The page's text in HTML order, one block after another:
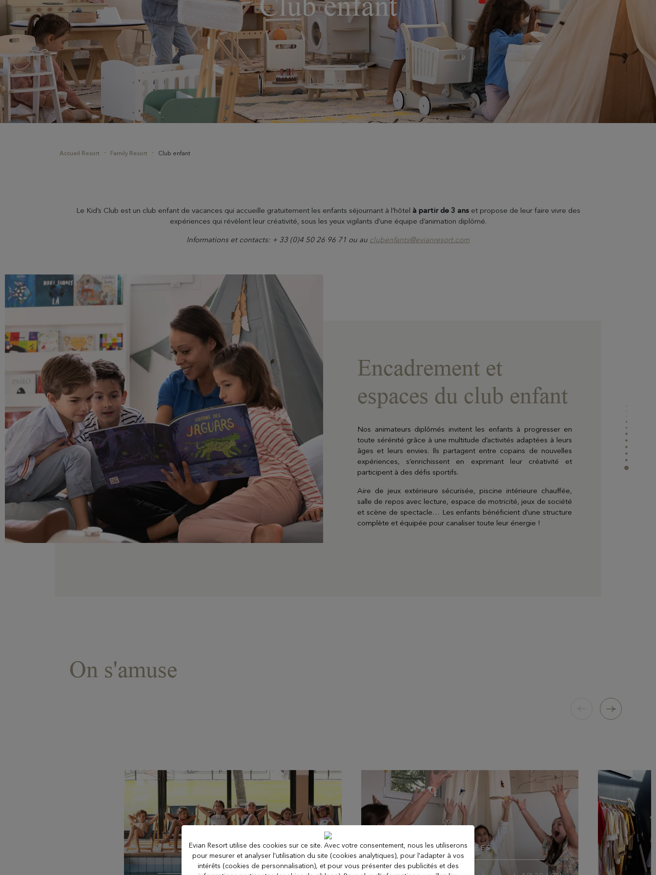
Hôtel Le Manoir
Accueil Resort Family Resort Club enfant
Le Kid’s Club est un club enfant de vacances qui accueille gratuitement les enfants séjournant à l’hôtel à partir de 3 anset propose de leur faire vivre des
expériences qui révèlent leur créativité, sous les yeux vigilants d’une équipe d’animation diplômé.
Informations et contacts: + 33 (0)4 50 26 96 71 ou au clubenfants@evianresort.com
Encadrement et
espaces du club enfant
Nos animateurs diplômés invitent les enfants à progresser en
toute sérénité grâce à une multitude d’activités adaptées à leurs
âges et leurs envies. Ils partagent entre copains de nouvelles
expériences, s’enrichissent en exprimant leur créativité et
participent à des défis sportifs.
Aire de jeux extérieure sécurisée, piscine intérieure chauffée,
salle de repos avec lecture, espace de motricité, jeux de société
et scène de spectacle… Les enfants bénéficient d’une structure
complète et équipée pour canaliser toute leur énergie !
On s'amuse
VACANCES
VEILLÉES
Evian Resort utilise des cookies sur ce site. Avec votre consentement, nous les utiliserons
pour mesurer et analyser l'utilisation du site (cookies analytiques), pour l'adapter à vos
intérêts (cookies de personnalisation), et pour vous présenter des publicités et des